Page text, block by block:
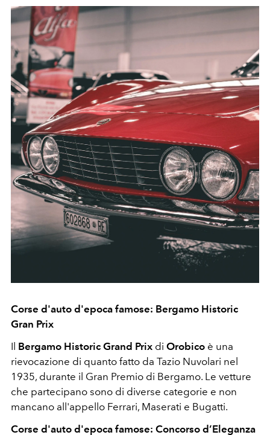
Corse d'auto d'epoca famose: Bergamo Historic
Gran Prix
Il Bergamo Historic Grand Prix di Orobico è una
rievocazione di quanto fatto da Tazio Nuvolari nel
1935, durante il Gran Premio di Bergamo. Le vetture
che partecipano sono di diverse categorie e non
mancano all'appello Ferrari, Maserati e Bugatti.
Corse d'auto d'epoca famose: Concorso d’Eleganza